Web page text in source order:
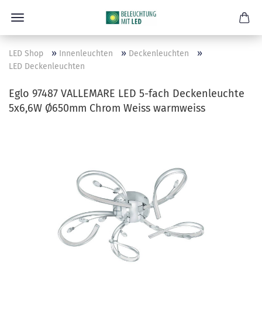
LED Shop » Innenleuchten » Deckenleuchten »
LED Deckenleuchten
Eglo 97487 VALLEMARE LED 5-fach Deckenleuchte
5x6,6W Ø650mm Chrom Weiss warmweiss